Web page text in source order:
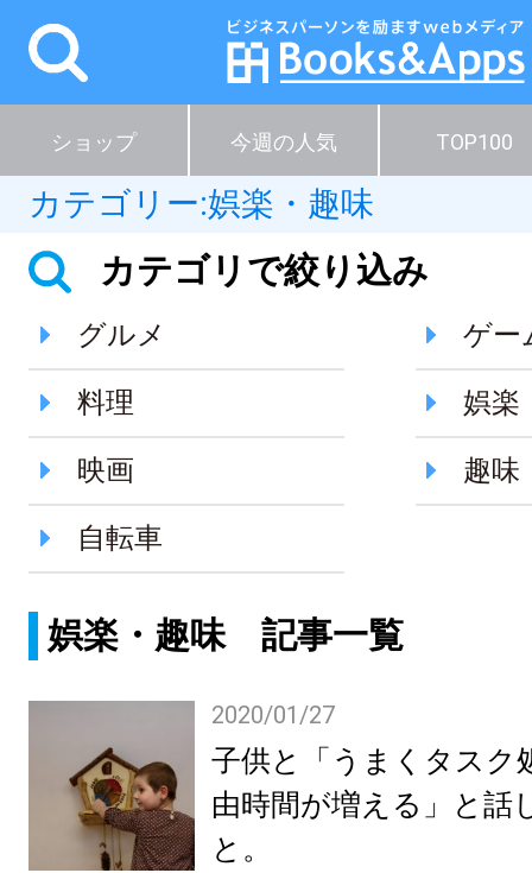
ショップ 今週の人気 TOP100
カテゴリー:娯楽・趣味
カテゴリで絞り込み
グルメ ゲー
料理 娯楽
映画 趣味
自転車
娯楽・趣味 記事一覧
2020/01/27
子供と「うまくタスク
由時間が増える」と話
と。